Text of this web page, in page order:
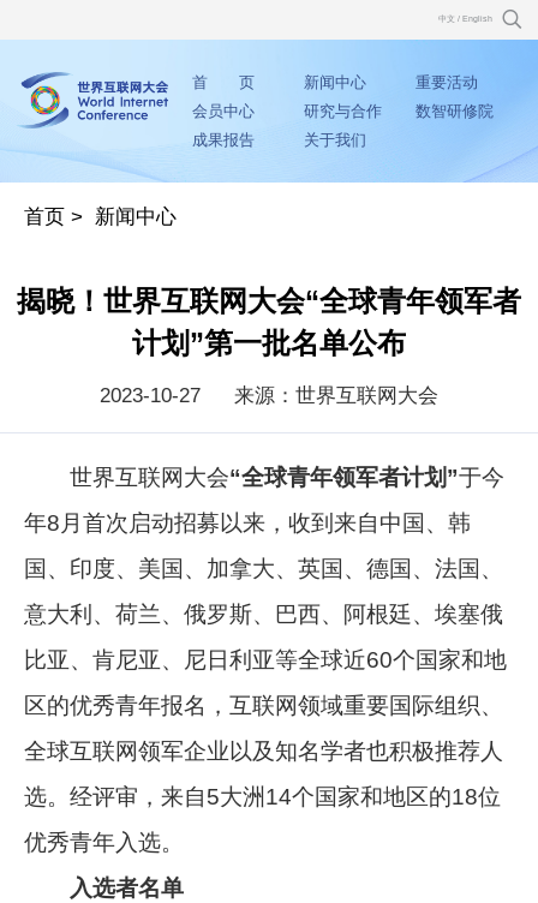
中文 / English
首 页 新闻中心
重要活动
会员中心
研究与合作
数智研修院
成果报告
关于我们
首页 > 新闻中心
揭晓！世界互联网大会“全球青年领军者
计划”第一批名单公布
2023-10-27 来源：世界互联网大会
世界互联网大会“全球青年领军者计划”于今
年8月首次启动招募以来，收到来自中国、韩
国、印度、美国、加拿大、英国、德国、法国、
意大利、荷兰、俄罗斯、巴西、阿根廷、埃塞俄
比亚、肯尼亚、尼日利亚等全球近60个国家和地
区的优秀青年报名，互联网领域重要国际组织、
全球互联网领军企业以及知名学者也积极推荐人
选。经评审，来自5大洲14个国家和地区的18位
优秀青年入选。
入选者名单